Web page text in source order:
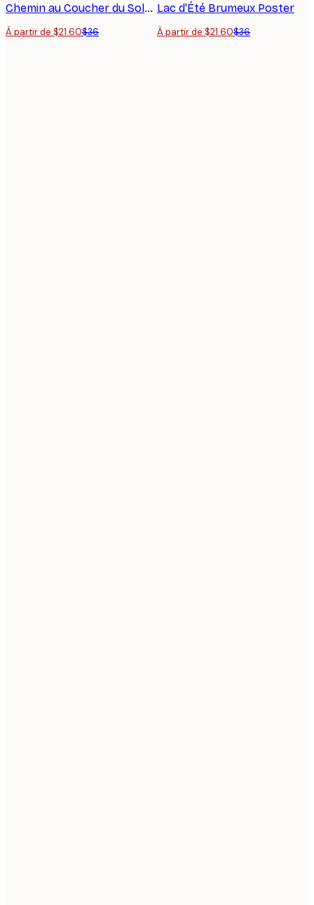
Chemin au Coucher du Soleil Poster
À partir de $21.60$36
Lac d'Été Brumeux Poster
À partir de $21.60$36